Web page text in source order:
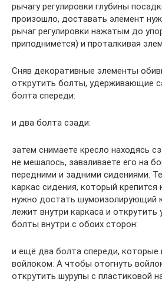
рычагу регулировки глубины
произошло, доставать элемент
рычаг регулировки нажатым до
приподнимется) и проталкивая
Сняв декоративные элементы
открутить болты, удерживающие
болта спереди:
и два болта сзади:
затем снимаете кресло находясь
не мешалось, заваливаете его на
передними и задними сидениями.
каркас сидения, который крепится
нужно достать шумоизолирующий
лежит внутри каркаса и
болты внутри с обоих сторон:
и ещё два болта спереди, которые
войлоком. А чтобы отогнуть
открутить шурупы с пластиковой